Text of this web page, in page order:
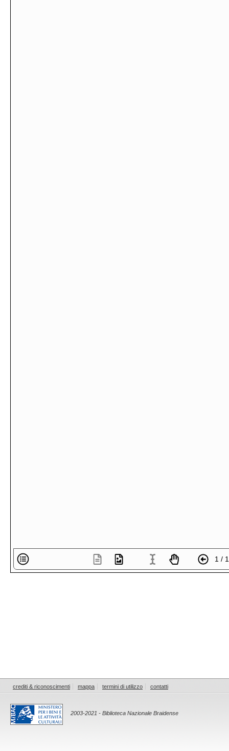
1 /
crediti & riconoscimenti mappa termini di utilizzo contatti
2003-2021 - Biblioteca Nazionale Braidense